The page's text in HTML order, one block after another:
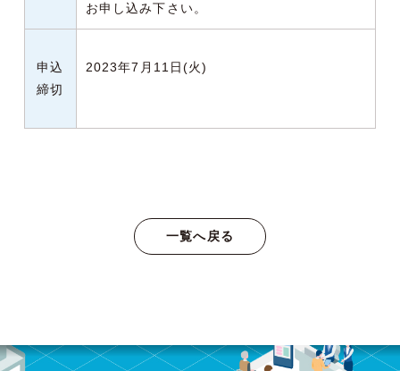
お申し込み下さい。
申込
締切
2023年7月11日(火)
一覧へ戻る